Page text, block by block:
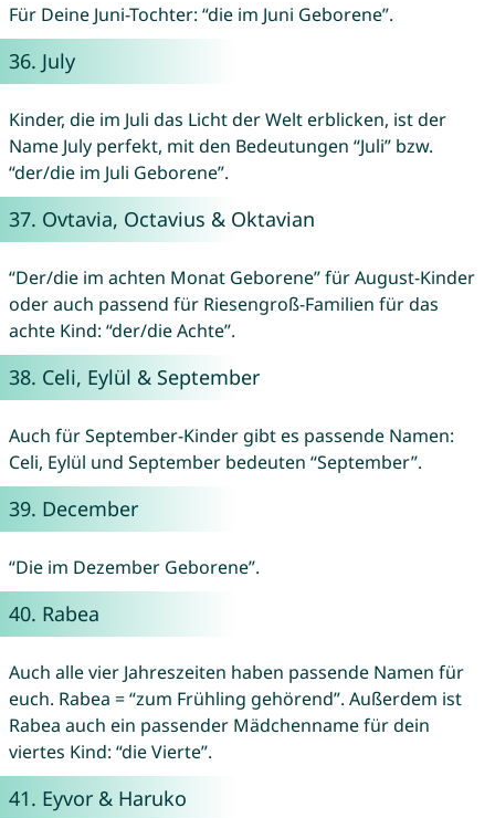
Für Deine Juni-Tochter: “die im Juni Geborene”.
36. July
Kinder, die im Juli das Licht der Welt erblicken, ist der
Name July perfekt, mit den Bedeutungen “Juli” bzw.
“der/die im Juli Geborene”.
37. Ovtavia, Octavius & Oktavian
“Der/die im achten Monat Geborene” für August-Kinder
oder auch passend für Riesengroß-Familien für das
achte Kind: “der/die Achte”.
38. Celi, Eylül & September
Auch für September-Kinder gibt es passende Namen:
Celi, Eylül und September bedeuten “September”.
39. December
“Die im Dezember Geborene”.
40. Rabea
Auch alle vier Jahreszeiten haben passende Namen für
euch. Rabea = “zum Frühling gehörend”. Außerdem ist
Rabea auch ein passender Mädchenname für dein
viertes Kind: “die Vierte”.
41. Eyvor& Haruko